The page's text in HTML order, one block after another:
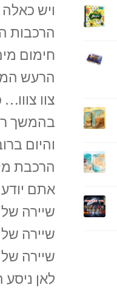
ויש
הרכבות
חימום
הרעש
צוו צווו…
בהמשך
והיום
הרכבת
אתם
שיירה
שיירה
שיירה
לאן ניסע